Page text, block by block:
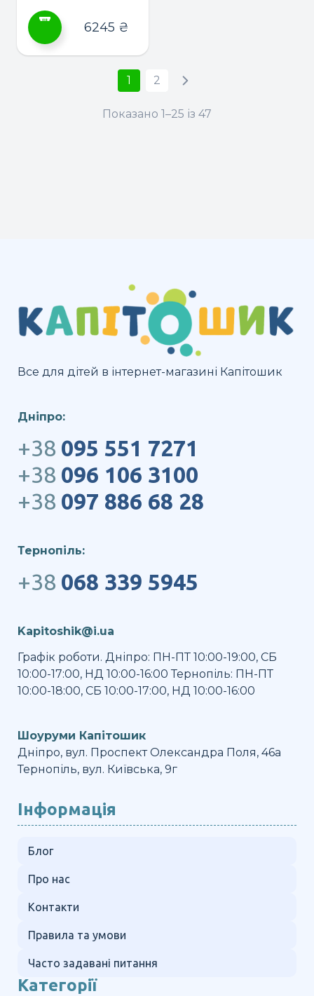
Дубик-М
6245 ₴
1 2
Показано 1–25 із 47
Все для дітей в інтернет-магазині Капітошик
Дніпро:
+38 095 551 7271
+38 096 106 3100
+38 097 886 68 28
Тернопіль:
+38 068 339 5945
Kapitoshik@i.ua
Графік роботи. Дніпро: ПН-ПТ 10:00-19:00, СБ
10:00-17:00, НД 10:00-16:00 Тернопіль: ПН-ПТ
10:00-18:00, СБ 10:00-17:00, НД 10:00-16:00
Шоуруми Капітошик
Дніпро, вул. Проспект Олександра Поля, 46а
Тернопіль, вул. Київська, 9г
Інформація
Блог
Про нас
Контакти
Правила та умови
Часто задавані питання
Категорії